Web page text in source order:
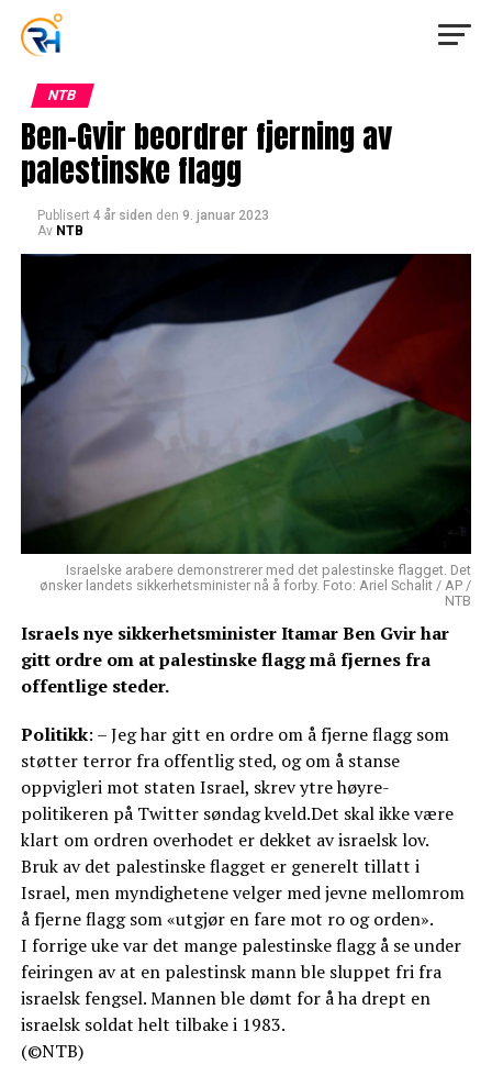
NTB
Ben-Gvir beordrer fjerning av
palestinske flagg
Publisert 4 år siden den 9. januar 2023
Av NTB
Israelske arabere demonstrerer med det palestinske flagget. Det
ønsker landets sikkerhetsminister nå å forby. Foto: Ariel Schalit / AP /
NTB
Israels nye sikkerhetsminister Itamar Ben Gvir har
gitt ordre om at palestinske flagg må fjernes fra
offentlige steder.
Politikk: – Jeg har gitt en ordre om å fjerne flagg som
støtter terror fra offentlig sted, og om å stanse
oppvigleri mot staten Israel, skrev ytre høyre-
politikeren på Twitter søndag kveld.Det skal ikke være
klart om ordren overhodet er dekket av israelsk lov.
Bruk av det palestinske flagget er generelt tillatt i
Israel, men myndighetene velger med jevne mellomrom
å fjerne flagg som «utgjør en fare mot ro og orden».
I forrige uke var det mange palestinske flagg å se under
feiringen av at en palestinsk mann ble sluppet fri fra
israelsk fengsel. Mannen ble dømt for å ha drept en
israelsk soldat helt tilbake i 1983.
(©NTB)